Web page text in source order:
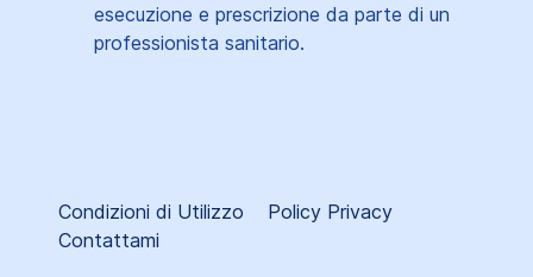
esecuzione e prescrizione da parte di un
professionista sanitario.
Condizioni di Utilizzo
Policy Privacy
Contattami